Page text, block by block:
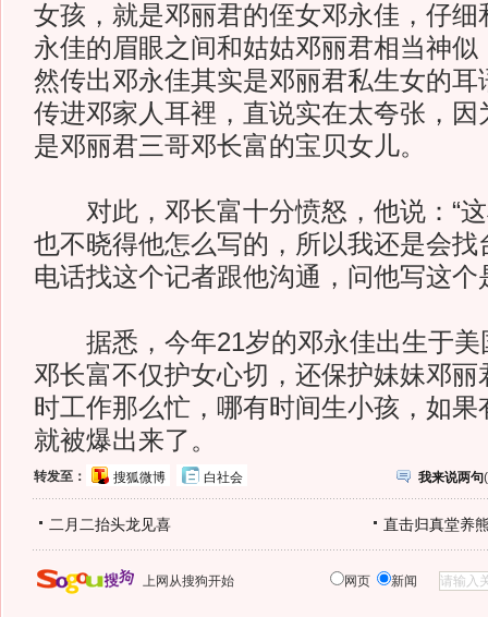
女孩，就是邓丽君的侄女邓永佳，仔细
永佳的眉眼之间和姑姑邓丽君相当神似
然传出邓永佳其实是邓丽君私生女的耳
传进邓家人耳裡，直说实在太夸张，因
是邓丽君三哥邓长富的宝贝女儿。
对此，邓长富十分愤怒，他说：“这
也不晓得他怎么写的，所以我还是会找
电话找这个记者跟他沟通，问他写这个
据悉，今年21岁的邓永佳出生于美
邓长富不仅护女心切，还保护妹妹邓丽
时工作那么忙，哪有时间生小孩，如果
就被爆出来了。
转发至： 搜狐微博 白社会 我来说两句(
二月二抬头龙见喜 直击归真堂养
上网从搜狗开始 网页 新闻